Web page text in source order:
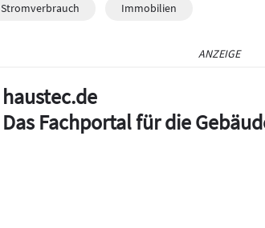
Stromverbrauch Immobilien
ANZEIGE
haustec.de
Das Fachportal für die